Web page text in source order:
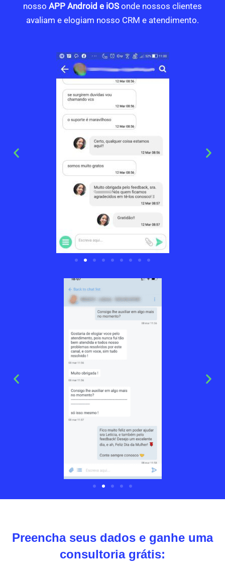
nosso APP Android e iOSonde nossos clientes
avaliam e elogiam nosso CRM e atendimento.
Preencha seus dados e ganhe uma
consultoria grátis: